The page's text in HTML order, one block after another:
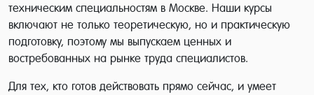
техническим специальностям в Москве. Наши курсы
включают не только теоретическую, но и практическую
подготовку, поэтому мы выпускаем ценных и
востребованных на рынке труда специалистов.
Для тех, кто готов действовать прямо сейчас, и умеет